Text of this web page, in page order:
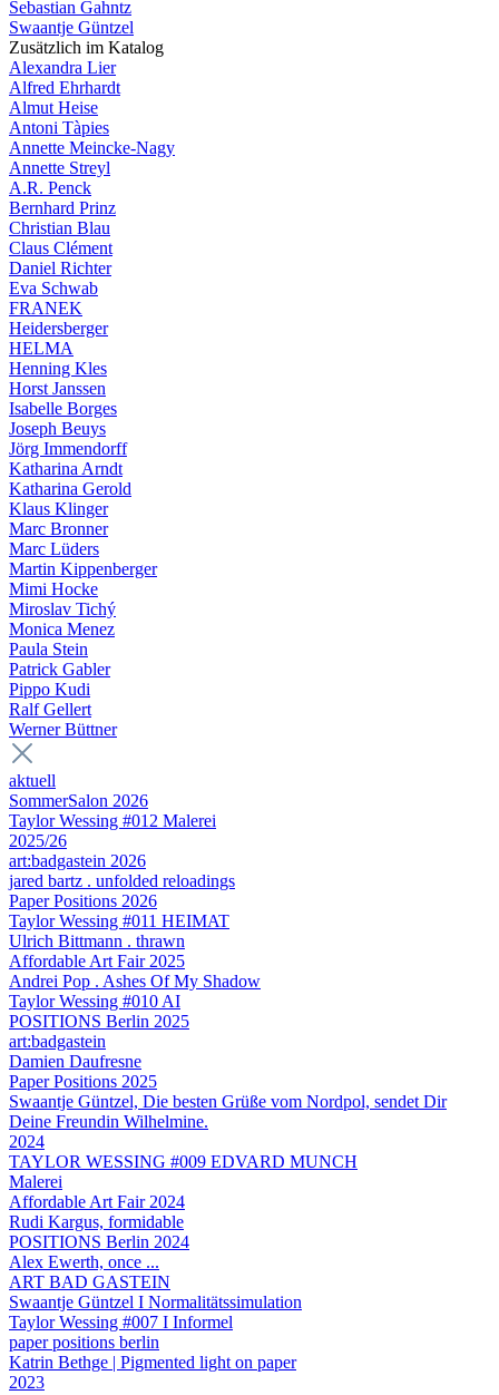
Sebastian Gahntz
Swaantje Güntzel
Zusätzlich im Katalog
Alexandra Lier
Alfred Ehrhardt
Almut Heise
Antoni Tàpies
Annette Meincke-Nagy
Annette Streyl
A.R. Penck
Bernhard Prinz
Christian Blau
Claus Clément
Daniel Richter
Eva Schwab
FRANEK
Heidersberger
HELMA
Henning Kles
Horst Janssen
Isabelle Borges
Joseph Beuys
Jörg Immendorff
Katharina Arndt
Katharina Gerold
Klaus Klinger
Marc Bronner
Marc Lüders
Martin Kippenberger
Mimi Hocke
Miroslav Tichý
Monica Menez
Paula Stein
Patrick Gabler
Pippo Kudi
Ralf Gellert
Werner Büttner
aktuell
SommerSalon 2026
Taylor Wessing #012 Malerei
2025/26
art:badgastein 2026
jared bartz . unfolded reloadings
Paper Positions 2026
Taylor Wessing #011 HEIMAT
Ulrich Bittmann . thrawn
Affordable Art Fair 2025
Andrei Pop . Ashes Of My Shadow
Taylor Wessing #010 AI
POSITIONS Berlin 2025
art:badgastein
Damien Daufresne
Paper Positions 2025
Swaantje Güntzel, Die besten Grüße vom Nordpol, sendet Dir
Deine Freundin Wilhelmine.
2024
TAYLOR WESSING #009 EDVARD MUNCH
Malerei
Affordable Art Fair 2024
Rudi Kargus, formidable
POSITIONS Berlin 2024
Alex Ewerth, once ...
ART BAD GASTEIN
Swaantje Güntzel I Normalitätssimulation
Taylor Wessing #007 I Informel
paper positions berlin
Katrin Bethge | Pigmented light on paper
2023